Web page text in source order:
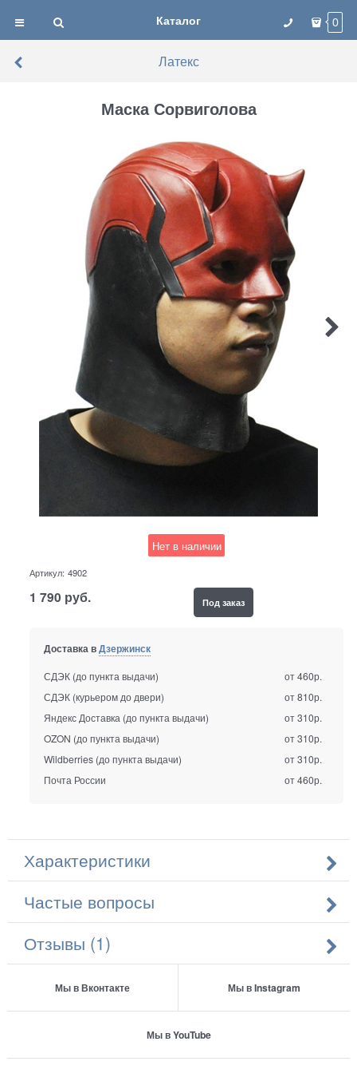
Каталог 0
Латекс
Маска Сорвиголова
Нет в наличии
Артикул: 4902
1 790 руб. Под заказ
Доставка вДзержинск
СДЭК (до пункта выдачи)
от 460р.
СДЭК (курьером до двери)
от 810р.
Яндекс Доставка (до пункта выдачи)
от 310р.
OZON (до пункта выдачи)
от 310р.
Wildberries (до пункта выдачи)
от 310р.
Почта России
от 460р.
Характеристики
Частые вопросы
Отзывы (1)
Мы в Вконтакте Мы в Instagram
Мы в YouTube